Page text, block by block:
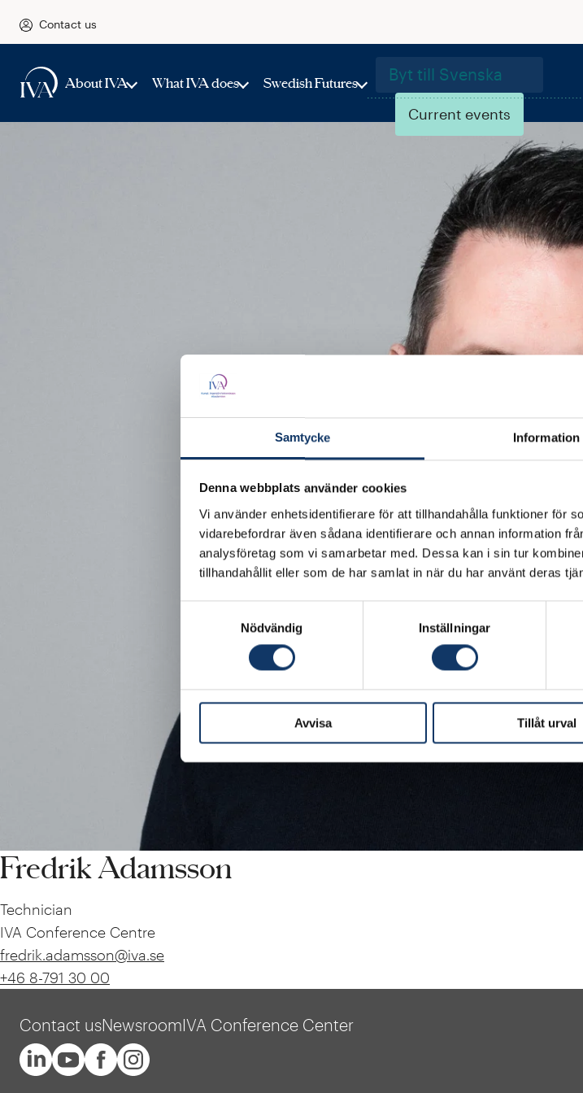
Samtycke Information
Denna webbplats använder cookies
Vi använder enhetsidentifierare för att tillhandahålla funktioner för
vidarebefordrar även sådana identifierare och annan information
analysföretag som vi samarbetar med. Dessa kan i sin tur
tillhandahållit eller som de har samlat in när du har använt deras
Nödvändig
Inställningar
Avvisa Tillåt urval
Contact us
About IVA What IVA does Swedish Futures Byt till Svenska
Current events
Fredrik Adamsson
Technician
IVA Conference Centre
fredrik.adamsson@iva.se
+46 8-791 30 00
Contact usNewsroomIVA Conference Center